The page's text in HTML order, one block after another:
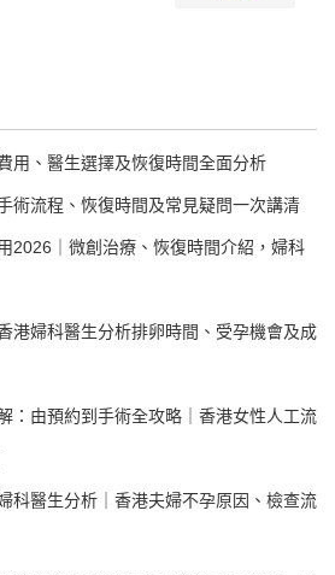
用、醫生選擇及恢復時間全面分析
術流程、恢復時間及常見疑問一次講清
2026｜微創治療、恢復時間介紹，婦科
港婦科醫生分析排卵時間、受孕機會及成
：由預約到手術全攻略｜香港女性人工流
科醫生分析｜香港夫婦不孕原因、檢查流